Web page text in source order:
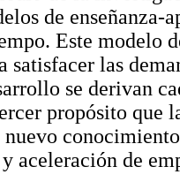
de enseñanza-
Este modelo
satisfacer las
se derivan
propósito que
aceleración de